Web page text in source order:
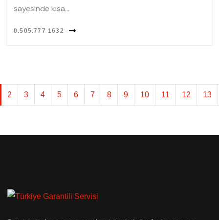
sayesinde kısa...
0.505.777 1632
2 3 4 5 6 7 8 9 10 11 12 13